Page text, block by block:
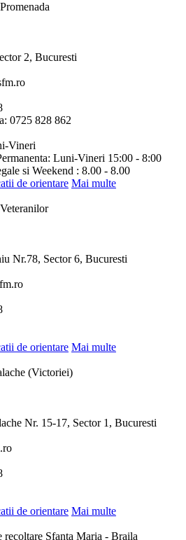
2, Bucuresti
0725 828 862
Vineri
Luni-Vineri 15:00 - 8:00
si Weekend : 8.00 - 8.00
de orientare Mai multe
Nr.78, Sector 6, Bucuresti
de orientare Mai multe
(Victoriei)
Nr. 15-17, Sector 1, Bucuresti
de orientare Mai multe
Sfanta Maria - Braila